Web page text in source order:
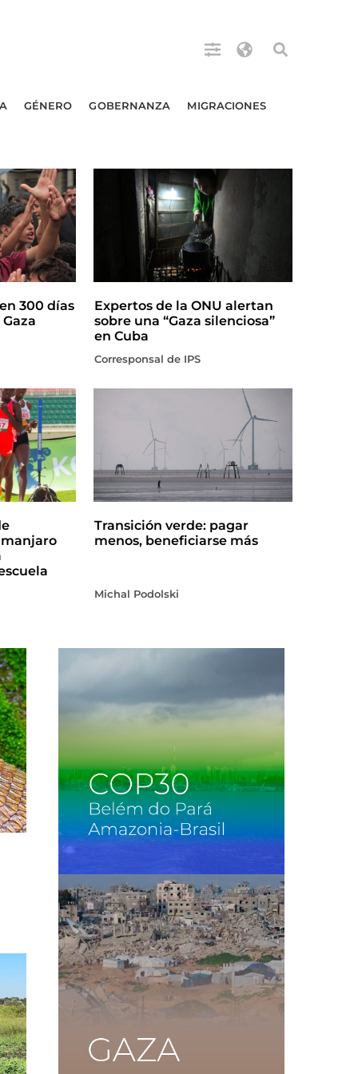
GÉNERO GOBERNANZA MIGRACIONES
300 días
Expertos de la ONU alertan
sobre una “Gaza silenciosa”
en Cuba
Corresponsal de IPS
Transición verde: pagar
menos, beneficiarse más
Michal Podolski